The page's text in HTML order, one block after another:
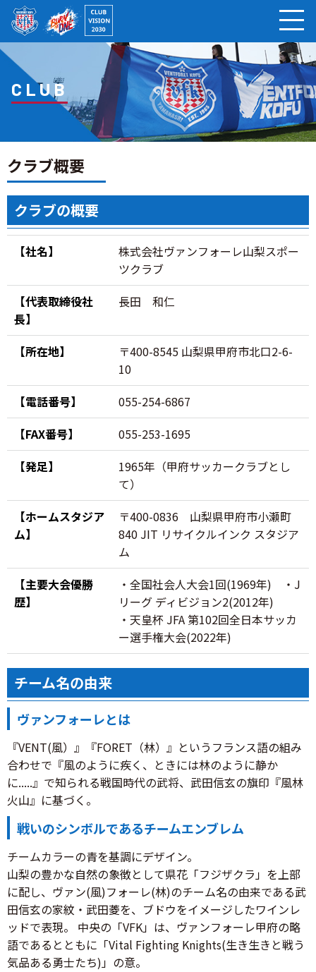
CLUB
クラブ概要
クラブの概要
【社名】
株式会社ヴァンフォーレ山梨スポー
ツクラブ
【代表取締役社
長】
長田 和仁
【所在地】
〒400-8545 山梨県甲府市北口2-6-
10
【電話番号】
055-254-6867
【FAX番号】
055-253-1695
【発足】
1965年（甲府サッカークラブとし
て）
【ホームスタジア
ム】
〒400-0836 山梨県甲府市小瀬町
840 JIT リサイクルインク スタジア
ム
【主要大会優勝
歴】
・全国社会人大会1回(1969年) ・J
リーグ ディビジョン2(2012年)
・天皇杯 JFA 第102回全日本サッカ
ー選手権大会(2022年)
チーム名の由来
ヴァンフォーレとは
『VENT(風）』『FORET（林）』というフランス語の組み
合わせで『風のように疾く、ときには林のように静か
に.....』で知られる戦国時代の武将、武田信玄の旗印『風林
火山』に基づく。
戦いのシンボルであるチームエンブレム
チームカラーの青を基調にデザイン。
山梨の豊かな自然の象徴として県花「フジザクラ」を上部
に配し、ヴァン(風)フォーレ(林)のチーム名の由来である武
田信玄の家紋・武田菱を、ブドウをイメージしたワインレ
ッドで表現。 中央の「VFK」は、ヴァンフォーレ甲府の略
語であるとともに「Vital Fighting Knights(生き生きと戦う
気品ある勇士たち)」の意。